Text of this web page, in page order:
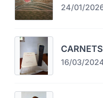
24/01/
16/03/